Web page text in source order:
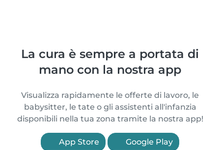
La cura è sempre a portata di
mano con la nostra app
Visualizza rapidamente le offerte di lavoro, le
babysitter, le tate o gli assistenti all'infanzia
disponibili nella tua zona tramite la nostra app!
App Store Google Play